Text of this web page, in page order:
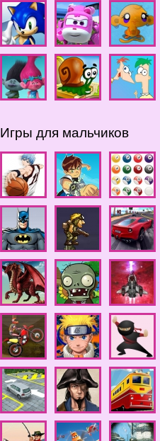
Игры для мальчиков